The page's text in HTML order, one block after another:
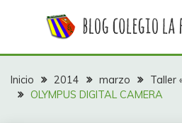
COLEGIO
FONTAINE
colegio La Fontaine
Inicio 2014 marzo
Taller
OLYMPUS DIGITAL CAMERA